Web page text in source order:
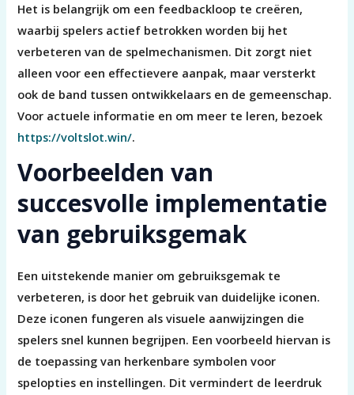
Het is belangrijk om een feedbackloop te creëren,
waarbij spelers actief betrokken worden bij het
verbeteren van de spelmechanismen. Dit zorgt niet
alleen voor een effectievere aanpak, maar versterkt
ook de band tussen ontwikkelaars en de gemeenschap.
Voor actuele informatie en om meer te leren, bezoek
https://voltslot.win/.
Voorbeelden van
succesvolle implementatie
van gebruiksgemak
Een uitstekende manier om gebruiksgemak te
verbeteren, is door het gebruik van duidelijke iconen.
Deze iconen fungeren als visuele aanwijzingen die
spelers snel kunnen begrijpen. Een voorbeeld hiervan is
de toepassing van herkenbare symbolen voor
spelopties en instellingen. Dit vermindert de leerdruk